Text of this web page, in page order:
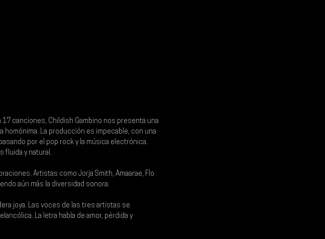
17 canciones, Childish Gambino nos presenta una
La producción es impecable, con una
por el pop rock y la música electrónica.
fluida y natural.
Artistas como Jorja Smith, Amaarae, Flo
aún más la diversidad sonora.
joya. Las voces de las tres artistas se
La letra habla de amor, pérdida y